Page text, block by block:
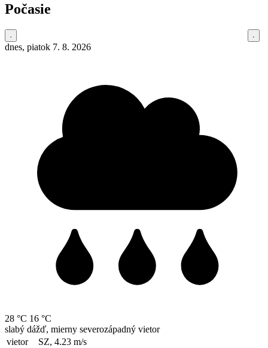
Počasie
dnes, piatok 7. 8. 2026
28 °C 16 °C
slabý dážď, mierny severozápadný vietor
vietor
SZ, 4.23 m/s